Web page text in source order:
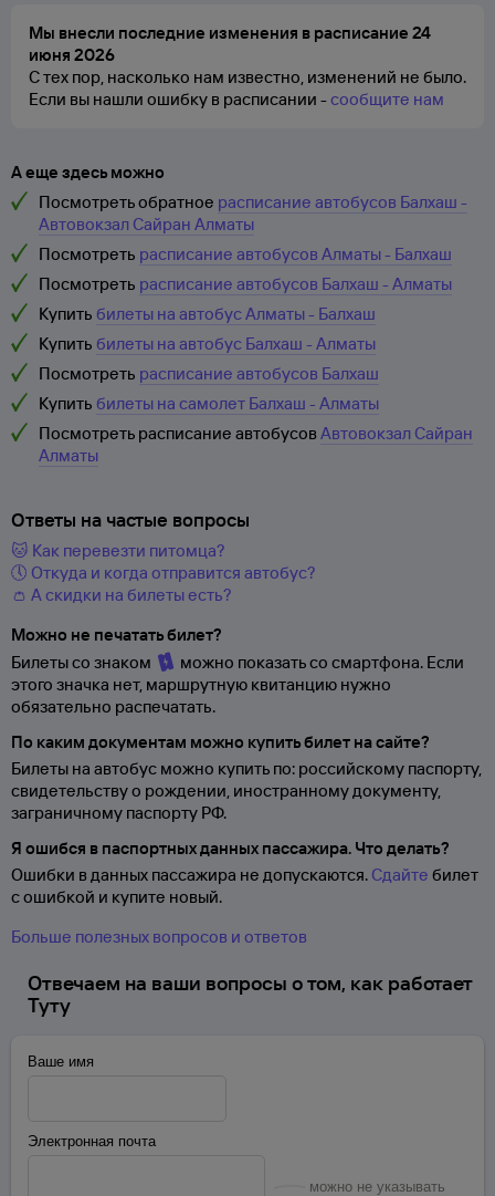
Мы внесли последние изменения в расписание 24
июня 2026
С тех пор, насколько нам известно, изменений не было.
Если вы нашли ошибку в расписании -сообщите нам
А еще здесь можно
Посмотреть обратное расписание автобусов Балхаш -
Автовокзал Сайран Алматы
Посмотреть расписание автобусов Алматы - Балхаш
Посмотреть расписание автобусов Балхаш - Алматы
Купить билеты на автобус Алматы - Балхаш
Купить билеты на автобус Балхаш - Алматы
Посмотреть расписание автобусов Балхаш
Купить билеты на самолет Балхаш - Алматы
Посмотреть расписание автобусовАвтовокзал Сайран
Алматы
Ответы на частые вопросы
🐱 Как перевезти питомца?
🕔 Откуда и когда отправится автобус?
👛 А скидки на билеты есть?
Можно не печатать билет?
Билеты со знаком
можно показать со смартфона. Если
этого значка нет, маршрутную квитанцию нужно
обязательно распечатать.
По каким документам можно купить билет на сайте?
Билеты на автобус можно купить по: российскому паспорту,
свидетельству о рождении, иностранному документу,
заграничному паспорту РФ.
Я ошибся в паспортных данных пассажира. Что делать?
Ошибки в данных пассажира не допускаются. Сдайте билет
с ошибкой и купите новый.
Больше полезных вопросов и ответов
Отвечаем на ваши вопросы о том, как работает
Туту
Ваше имя
Электронная почта
можно не указывать